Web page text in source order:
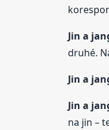
Jin a
druhé.
Jin a
Jin a
na jin –